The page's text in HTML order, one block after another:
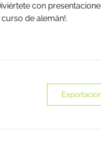
con
de alemán!.